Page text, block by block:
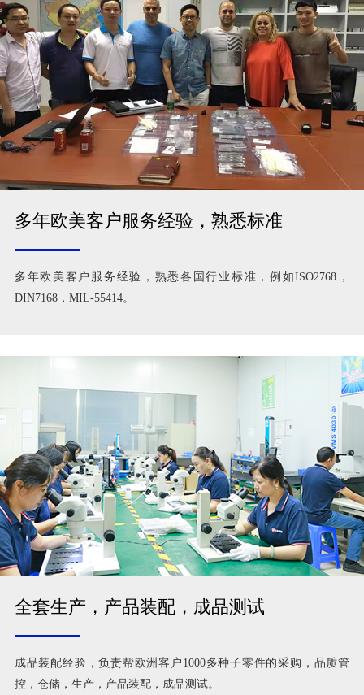
多年欧美客户服务经验，熟悉标准
多年欧美客户服务经验，熟悉各国行业标准，例如ISO2768，
DIN7168，MIL-55414。
全套生产，产品装配，成品测试
成品装配经验，负责帮欧洲客户1000多种子零件的采购，品质管
控，仓储，生产，产品装配，成品测试。